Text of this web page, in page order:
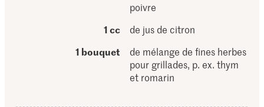
poivre
1 cc
de jus de citron
1 bouquet
de mélange de fines herbes
pour grillades, p. ex. thym
et romarin